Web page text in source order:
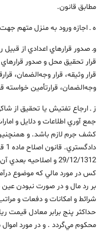
مطابق قانون.
ه ـ اجازه ورود به منزل متهم
وـ صدور قرارهاي اعدادي از
قرار تحقيق محل و صدور قرارهاي
قرار وثيقه، قرار وجه‌الضمان،
وجه‌الضمان، قرارتأمين خواسته
ز ـ ارجاع تفتيش يا تحقيق از
جمع آوري اطلاعات و دلايل و
کشف جرم لازم باشد. و
كس در مورد مالي كه موضوع
بر رد مال و در صورت نبودن
شرائط و امكانات و دفعات و
محكوم مي‌گردد . و در مورد اموال